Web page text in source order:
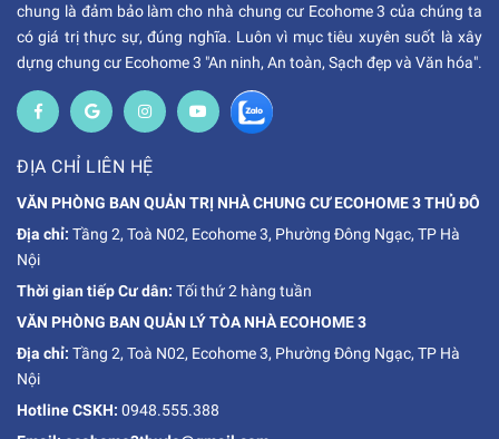
chung là đảm bảo làm cho nhà chung cư Ecohome 3 của chúng ta
có giá trị thực sự, đúng nghĩa. Luôn vì mục tiêu xuyên suốt là xây
dựng chung cư Ecohome 3 "An ninh, An toàn, Sạch đẹp và Văn hóa".
ĐỊA CHỈ LIÊN HỆ
VĂN PHÒNG BAN QUẢN TRỊ NHÀ CHUNG CƯ ECOHOME 3 THỦ ĐÔ
Địa chỉ: Tầng 2, Toà N02, Ecohome 3, Phường Đông Ngạc, TP Hà
Nội
Thời gian tiếp Cư dân: Tối thứ 2 hàng tuần
VĂN PHÒNG BAN QUẢN LÝ TÒA NHÀ ECOHOME 3
Địa chỉ: Tầng 2, Toà N02, Ecohome 3, Phường Đông Ngạc, TP Hà
Nội
Hotline CSKH: 0948.555.388